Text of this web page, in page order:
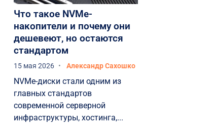
Что такое NVMe-
накопители и почему они
дешевеют, но остаются
стандартом
15 мая 2026 Александр Сахошко
NVMe-диски стали одним из
главных стандартов
современной серверной
инфраструктуры, хостинга,...